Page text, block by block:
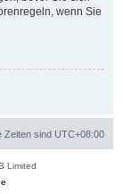
wenn Sie
Zeiten sind UTC+08:00
Limited